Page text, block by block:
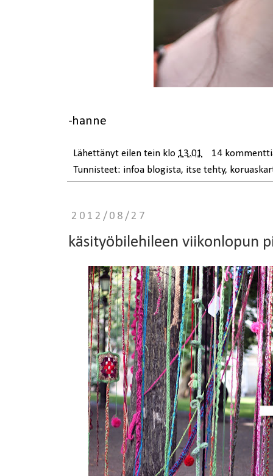
-hanne
Lähettänyt eilen tein klo 13.01
14
Tunnisteet: infoa blogista, itse tehty,
2012/08/27
käsityöbilehileen viikonlopun